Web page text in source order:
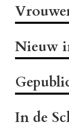
Nieuw
In de